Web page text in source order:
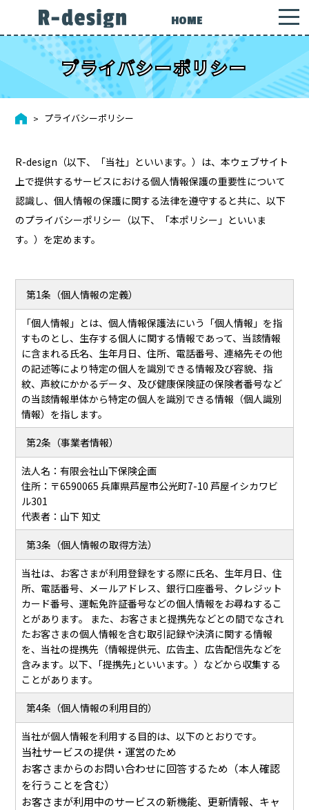
HOME
プライバシーポリシー
プライバシーポリシー
R-design（以下、「当社」といいます。）は、本ウェブサイト
上で提供するサービスにおける個人情報保護の重要性について
認識し、個人情報の保護に関する法律を遵守すると共に、以下
のプライバシーポリシー（以下、「本ポリシー」といいま
す。）を定めます。
第1条（個人情報の定義）
「個人情報」とは、個人情報保護法にいう「個人情報」を指
すものとし、生存する個人に関する情報であって、当該情報
に含まれる氏名、生年月日、住所、電話番号、連絡先その他
の記述等により特定の個人を識別できる情報及び容貌、指
紋、声紋にかかるデータ、及び健康保険証の保険者番号など
の当該情報単体から特定の個人を識別できる情報（個人識別
情報）を指します。
第2条（事業者情報）
法人名：有限会社山下保険企画
住所：〒6590065 兵庫県芦屋市公光町7-10 芦屋イシカワビ
ル301
代表者：山下 知丈
第3条（個人情報の取得方法）
当社は、お客さまが利用登録をする際に氏名、生年月日、住
所、電話番号、メールアドレス、銀行口座番号、クレジット
カード番号、運転免許証番号などの個人情報をお尋ねするこ
とがあります。 また、お客さまと提携先などとの間でなされ
たお客さまの個人情報を含む取引記録や決済に関する情報
を、当社の提携先（情報提供元、広告主、広告配信先などを
含みます。以下、｢提携先｣といいます。）などから収集する
ことがあります。
第4条（個人情報の利用目的）
当社が個人情報を利用する目的は、以下のとおりです。
当社サービスの提供・運営のため
お客さまからのお問い合わせに回答するため（本人確認
を行うことを含む）
お客さまが利用中のサービスの新機能、更新情報、キャ